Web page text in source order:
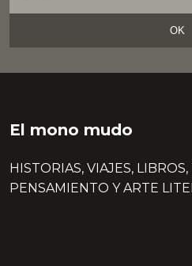
OK
El mono mudo
HISTORIAS, VIAJES,
PENSAMIENTO Y ARTE